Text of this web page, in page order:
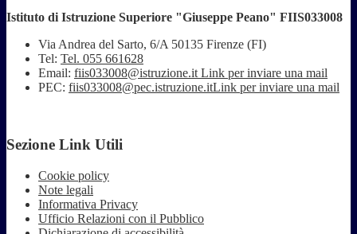
Istituto di Istruzione Superiore "Giuseppe Peano" FIIS033008
Via Andrea del Sarto, 6/A 50135 Firenze (FI)
Tel: Tel. 055 661628
Email: fiis033008@istruzione.it Link per inviare una mail
PEC: fiis033008@pec.istruzione.itLink per inviare una mail
Sezione Link Utili
Cookie policy
Note legali
Informativa Privacy
Ufficio Relazioni con il Pubblico